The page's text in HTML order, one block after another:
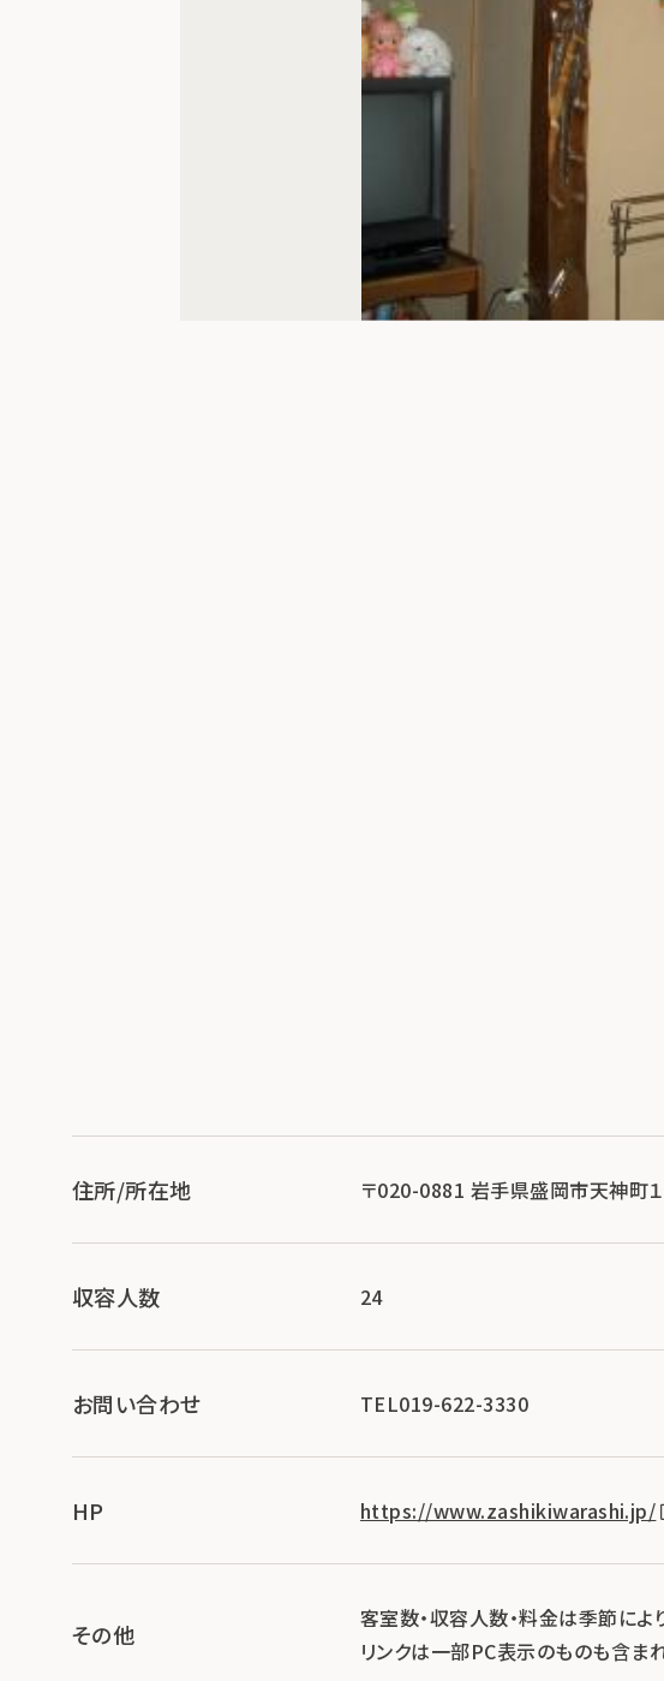
住所/所在地 〒020-0881 岩手県盛岡市天神町１
収容人数 24
お問い合わせ TEL019-622-3330
HP https://www.zashikiwarashi.jp/
その他
客室数・収容人数・料金は季節によ
リンクは一部PC表示のものも含ま